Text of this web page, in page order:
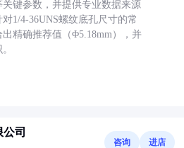
键参数，并提供专业数据来源
对1/4-36UNS螺纹底孔尺寸的常
精确推荐值（Φ5.18mm），并
司
咨询 进店